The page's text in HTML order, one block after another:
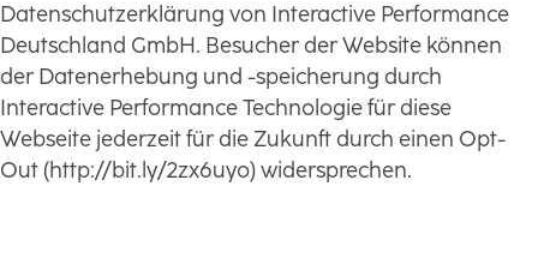
Datenschutzerklärung von Interactive Performance
Deutschland GmbH. Besucher der Website können
der Datenerhebung und -speicherung durch
Interactive Performance Technologie für diese
Webseite jederzeit für die Zukunft durch einen Opt-
Out (http://bit.ly/2zx6uyo) widersprechen.